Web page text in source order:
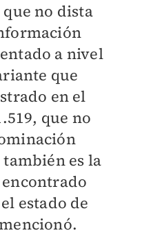
no dista
a nivel
que
en el
que no
es la
encontrado
estado de